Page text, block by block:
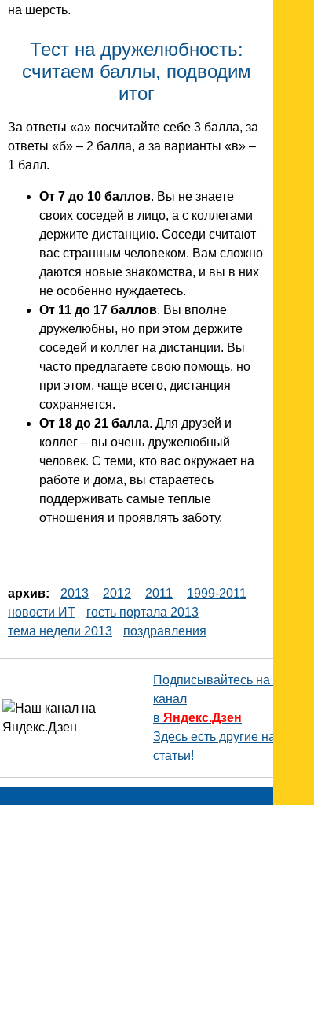
на шерсть.
Тест на дружелюбность:
считаем баллы, подводим
итог
За ответы «а» посчитайте себе 3 балла, за
ответы «б» – 2 балла, а за варианты «в» –
1 балл.
От 7 до 10 баллов. Вы не знаете
своих соседей в лицо, а с коллегами
держите дистанцию. Соседи считают
вас странным человеком. Вам сложно
даются новые знакомства, и вы в них
не особенно нуждаетесь.
От 11 до 17 баллов. Вы вполне
дружелюбны, но при этом держите
соседей и коллег на дистанции. Вы
часто предлагаете свою помощь, но
при этом, чаще всего, дистанция
сохраняется.
От 18 до 21 балла. Для друзей и
коллег – вы очень дружелюбный
человек. С теми, кто вас окружает на
работе и дома, вы стараетесь
поддерживать самые теплые
отношения и проявлять заботу.
архив: 2013 2012 2011
1999-2011
новости ИТ
гость портала 2013
тема недели 2013
поздравления
Подписывайтесь на наш
канал
в Яндекс.Дзен
Здесь есть другие наши
статьи!